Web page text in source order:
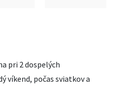
pri 2 dospelých
víkend, počas sviatkov a